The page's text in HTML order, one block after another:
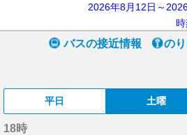
2026年8月12日～
バスの接近情報 の
平日 土曜
18時